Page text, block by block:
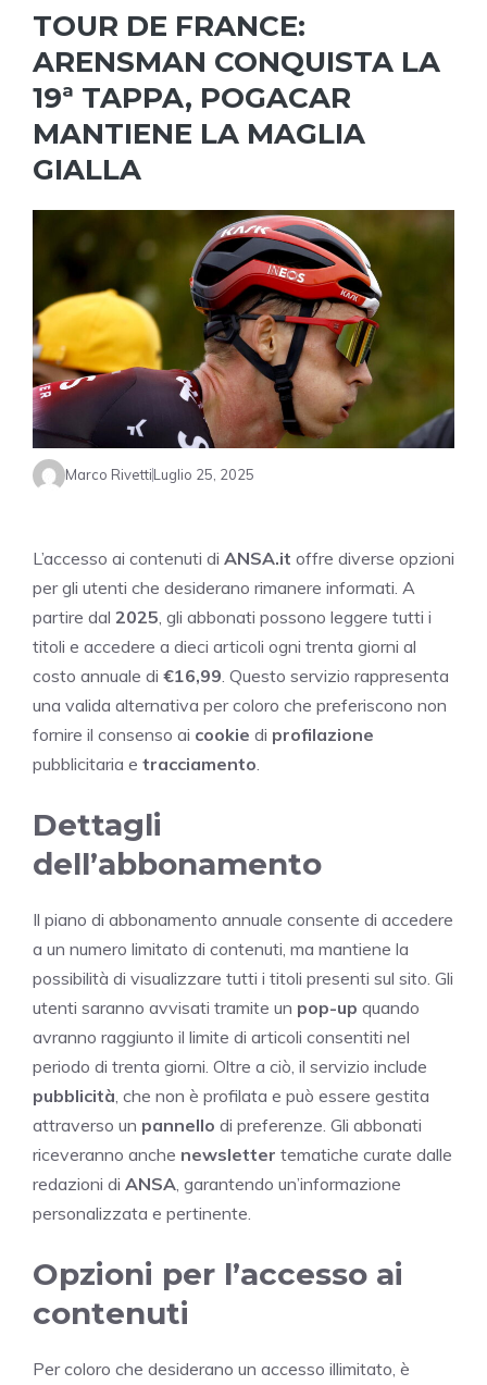
TOUR DE FRANCE:
ARENSMAN CONQUISTA LA
19ª TAPPA, POGACAR
MANTIENE LA MAGLIA
GIALLA
Marco RivettiLuglio 25, 2025
L’accesso ai contenuti di ANSA.it offre diverse opzioni
per gli utenti che desiderano rimanere informati. A
partire dal 2025 , gli abbonati possono leggere tutti i
titoli e accedere a dieci articoli ogni trenta giorni al
costo annuale di €16,99 . Questo servizio rappresenta
una valida alternativa per coloro che preferiscono non
fornire il consenso ai cookie di profilazione
pubblicitaria e tracciamento
Dettagli
dell’abbonamento
Il piano di abbonamento annuale consente di accedere
a un numero limitato di contenuti, ma mantiene la
possibilità di visualizzare tutti i titoli presenti sul sito. Gli
utenti saranno avvisati tramite un pop-up quando
avranno raggiunto il limite di articoli consentiti nel
periodo di trenta giorni. Oltre a ciò, il servizio include
pubblicità , che non è profilata e può essere gestita
attraverso un pannello di preferenze. Gli abbonati
riceveranno anche newsletter tematiche curate dalle
redazioni di ANSA , garantendo un’informazione
personalizzata e pertinente.
Opzioni per l’accesso ai
contenuti
Per coloro che desiderano un accesso illimitato, è